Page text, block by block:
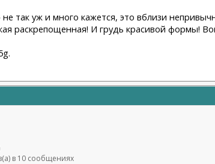
так уж и много кажется, это вблизи
раскрепощенная! И грудь красивой формы!
в 10 сообщениях